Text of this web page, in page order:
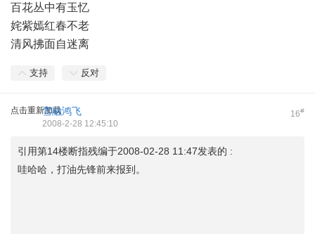
百花丛中有玉忆
姹紫嫣红春不老
清风拂面自迷离
支持 反对
点击重新加载 16#
雪融鸿飞
2008-2-28 12:45:10
引用第14楼断指残编于2008-02-28 11:47发表的 :
哇哈哈，打油先锋前来报到。